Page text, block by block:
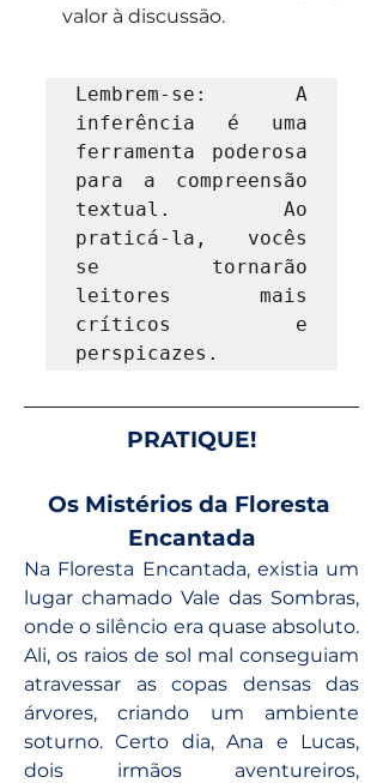
valor à discussão.
Lembrem-se: A
inferência é uma
ferramenta poderosa
para a compreensão
textual. Ao
praticá-la, vocês
se tornarão
leitores mais
críticos e
perspicazes.
PRATIQUE!
Os Mistérios da Floresta
Encantada
Na Floresta Encantada, existia um
lugar chamado Vale das Sombras,
onde o silêncio era quase absoluto.
Ali, os raios de sol mal conseguiam
atravessar as copas densas das
árvores, criando um ambiente
soturno. Certo dia, Ana e Lucas,
dois irmãos aventureiros,